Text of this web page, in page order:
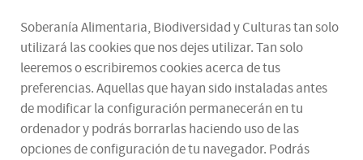
Soberanía Alimentaria, Biodiversidad y Culturas tan solo
utilizará las cookies que nos dejes utilizar. Tan solo
leeremos o escribiremos cookies acerca de tus
preferencias. Aquellas que hayan sido instaladas antes
de modificar la configuración permanecerán en tu
ordenador y podrás borrarlas haciendo uso de las
opciones de configuración de tu navegador. Podrás